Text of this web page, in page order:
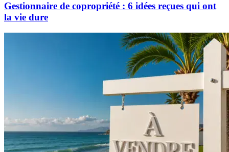
Gestionnaire de copropriété : 6 idées reçues qui ont
la vie dure